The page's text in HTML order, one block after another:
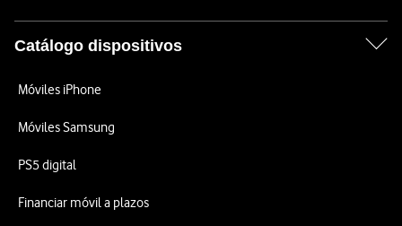
Catálogo dispositivos
Móviles iPhone
Móviles Samsung
PS5 digital
Financiar móvil a plazos